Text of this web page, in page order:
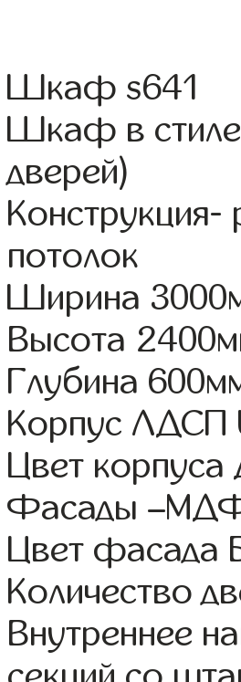
Шкаф s641
Шкаф в
дверей)
потолок
Ширина
Высота
Глубина
Корпус ЛДСП
Цвет
Фасады
Цвет фасада
Количество
Внутреннее